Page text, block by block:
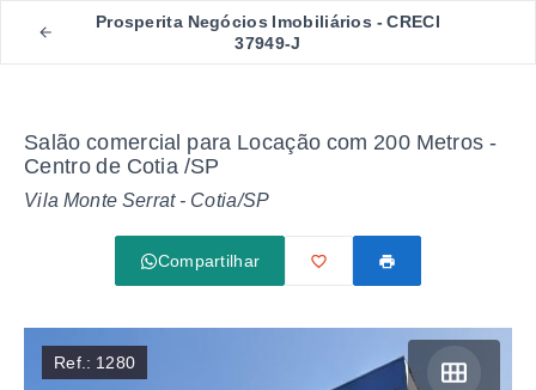
Prosperita Negócios Imobiliários - CRECI
37949-J
Salão comercial para Locação com 200 Metros -
Centro de Cotia /SP
Vila Monte Serrat - Cotia/SP
Compartilhar
Ref.: 1280